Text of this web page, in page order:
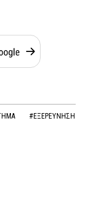
#ΕΞΕΡΕΥΝΗΣΗ